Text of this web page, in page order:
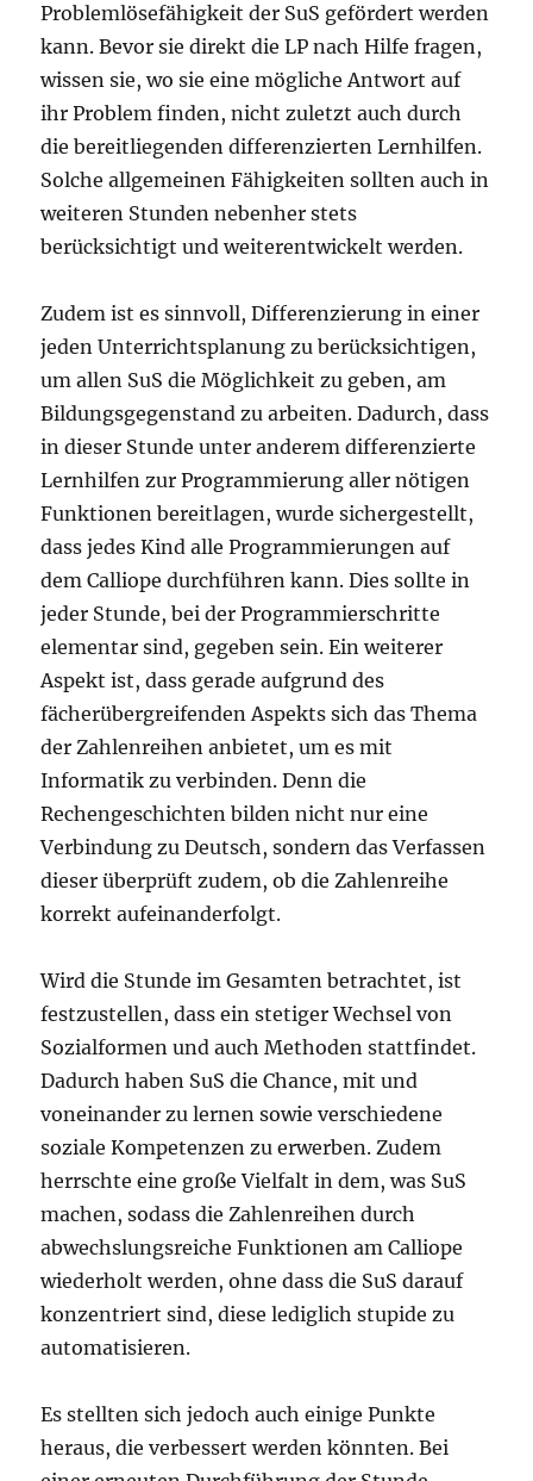
Problemlösefähigkeit der SuS gefördert werden
kann. Bevor sie direkt die LP nach Hilfe fragen,
wissen sie, wo sie eine mögliche Antwort auf
ihr Problem finden, nicht zuletzt auch durch
die bereitliegenden differenzierten Lernhilfen.
Solche allgemeinen Fähigkeiten sollten auch in
weiteren Stunden nebenher stets
berücksichtigt und weiterentwickelt werden.
Zudem ist es sinnvoll, Differenzierung in einer
jeden Unterrichtsplanung zu berücksichtigen,
um allen SuS die Möglichkeit zu geben, am
Bildungsgegenstand zu arbeiten. Dadurch, dass
in dieser Stunde unter anderem differenzierte
Lernhilfen zur Programmierung aller nötigen
Funktionen bereitlagen, wurde sichergestellt,
dass jedes Kind alle Programmierungen auf
dem Calliope durchführen kann. Dies sollte in
jeder Stunde, bei der Programmierschritte
elementar sind, gegeben sein. Ein weiterer
Aspekt ist, dass gerade aufgrund des
fächerübergreifenden Aspekts sich das Thema
der Zahlenreihen anbietet, um es mit
Informatik zu verbinden. Denn die
Rechengeschichten bilden nicht nur eine
Verbindung zu Deutsch, sondern das Verfassen
dieser überprüft zudem, ob die Zahlenreihe
korrekt aufeinanderfolgt.
Wird die Stunde im Gesamten betrachtet, ist
festzustellen, dass ein stetiger Wechsel von
Sozialformen und auch Methoden stattfindet.
Dadurch haben SuS die Chance, mit und
voneinander zu lernen sowie verschiedene
soziale Kompetenzen zu erwerben. Zudem
herrschte eine große Vielfalt in dem, was SuS
machen, sodass die Zahlenreihen durch
abwechslungsreiche Funktionen am Calliope
wiederholt werden, ohne dass die SuS darauf
konzentriert sind, diese lediglich stupide zu
automatisieren.
Es stellten sich jedoch auch einige Punkte
heraus, die verbessert werden könnten. Bei